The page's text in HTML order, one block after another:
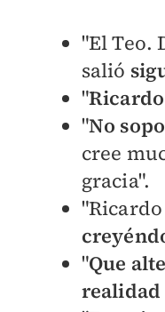
"El Teo.
salió
"
"No
cree
gracia".
"Que
realidad